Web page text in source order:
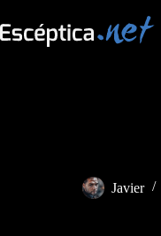
al
contenido
Javier